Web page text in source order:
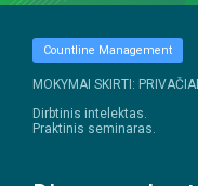
Countline Management
MOKYMAI SKIRTI:
Dirbtinis intelektas.
Praktinis seminaras.